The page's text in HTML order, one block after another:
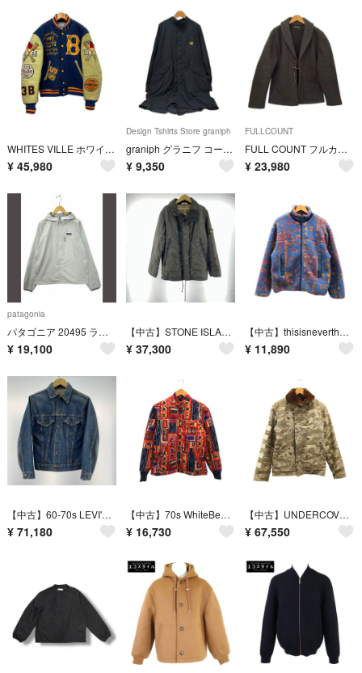
WHITES VILLE ホワイツビル ジャケット スタジャン SIZE 40(L) 古着 ブルー
¥ 45,980
Design Tshirts Store graniph
graniph グラニフ コート モッズコート SIZE L g230115-03 ブラック
¥ 9,350
FULLCOUNT
FULL COUNT フルカウント ジャケット SIZE 44(L) ブラウンズビーチジャケット ビーチクロス 古着 BBJ9-006 ブラウン
¥ 23,980
patagonia
パタゴニア 20495 ライト＆バリアブル ジャケット M
¥ 19,100
【中古】STONE ISLAND 03AW Paul Harvey期 POLY QUILT-MEMBRANE JACKET サイズXL ブラック 39154G35 ストーンアイランド[19][240019541766]
¥ 37,300
【中古】thisisneverthat ボアジャケット サイズM ブルー ディスイズネバーザット[19][240019537469]
¥ 11,890
【中古】60-70s LEVI'S 70505 デニムジャケット 肩幅約42cm 不均等V ビッグE ボタン裏521 △汚れ リーバイス[19][240019522501]
¥ 71,180
【中古】70s WhiteBear ofSt.paul キルティングジャケット 総柄 オレンジ △タグ無し[19][240019519724]
¥ 16,730
【中古】UNDERCOVER 01aw D.A.V.F ラビットファーデッキジャケット サイズL アンダーカバー S323[19][240019484618]
¥ 67,550